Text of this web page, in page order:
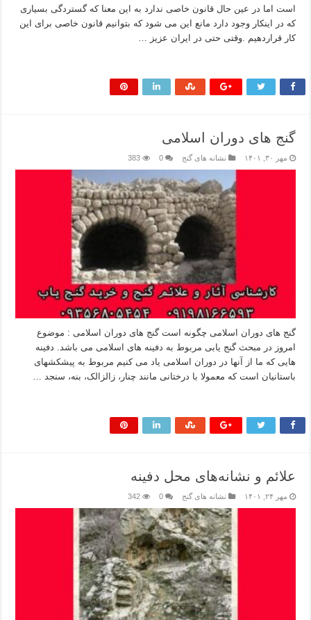
است اما در عین حال قانون خاصی ندارد به این معنا که گستردگی بسیاری
که در اینکار وجود دارد مانع این می شود که بتوانیم قانون خاصی برای این
کار قراردهیم .وقتی حتی در ایران عزیز …
گنج های دوران اسلامی
مهر ۳۰, ۱۴۰۱ نشانه های گنج 0
383
گنج های دوران اسلامی چگونه است گنج های دوران اسلامی : موضوع
امروز در مبحث گنج یابی مربوط به دفینه های اسلامی می باشد. دفینه
هایی که ما از آنها در دوران اسلامی یاد می کنیم مربوط به پیشکشهای
باستانیان است که معمولا با درختانی مانند چنار، زالزالک، بنه، سنجد …
علائم و نشانه‌های محل دفینه
مهر ۲۴, ۱۴۰۱ نشانه های گنج 0
342